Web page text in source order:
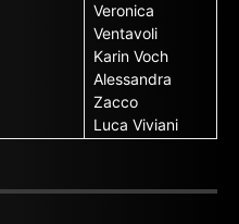
Veronica
Ventavoli
Karin Voch
Alessandra
Zacco
Luca Viviani